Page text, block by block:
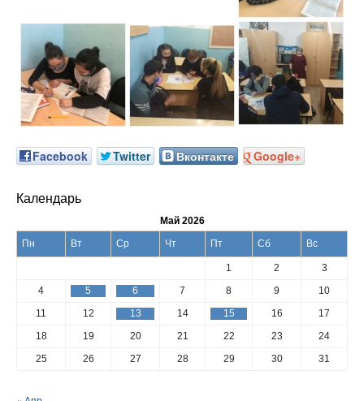
Facebook Twitter Вконтакте Google+
Календарь
Май 2026
Пн
Вт Ср Чт Пт Сб Вс
1 2
3
4
5 6 7 8 9
10
11
12 13 14 15 16
17
18
19 20 21 22 23
24
25
26 27 28 29 30 31